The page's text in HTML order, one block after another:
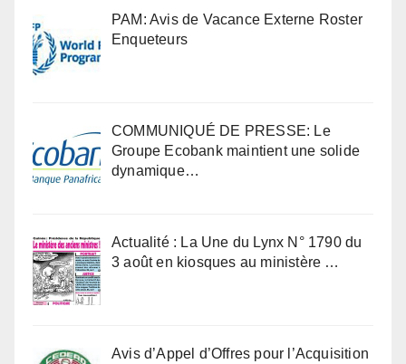
PAM: Avis de Vacance Externe Roster
Enqueteurs
COMMUNIQUÉ DE PRESSE: Le
Groupe Ecobank maintient une solide
dynamique…
Actualité : La Une du Lynx N° 1790 du
3 août en kiosques au ministère …
Avis d’Appel d’Offres pour l’Acquisition